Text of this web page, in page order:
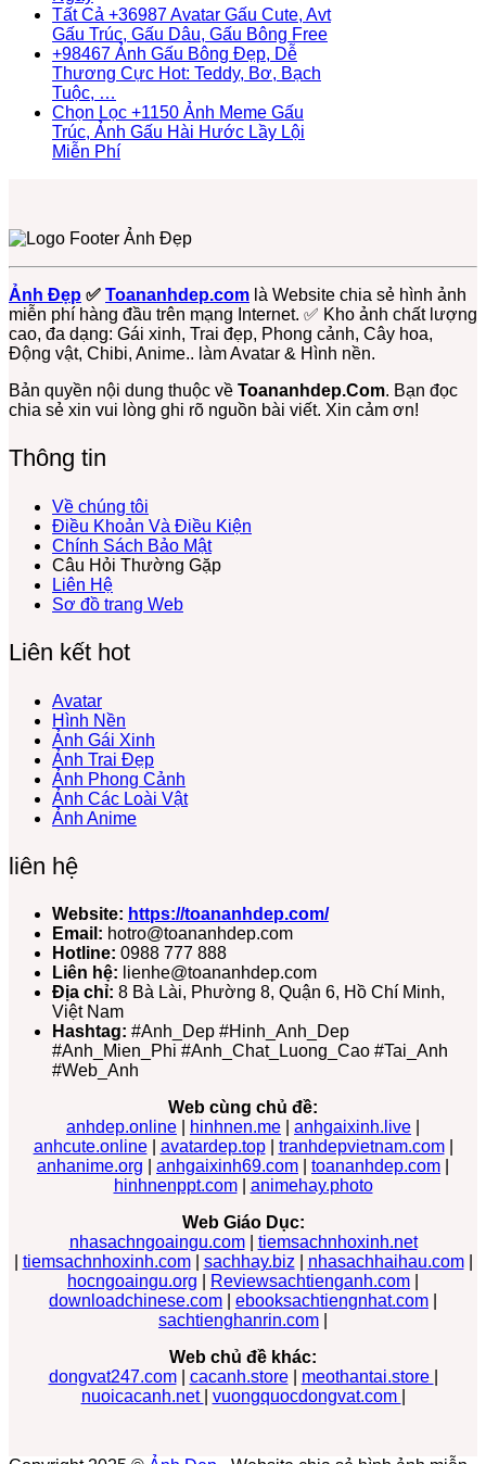
Cho
Bé
Yêu
Kitty,
Gấu
Brown
Và
Thỏ
Cute
Nhất
Gấu
Trắng,
Gấu
Tuyết
&
Cute
–
Ảnh
Nền
Gấu
Trúc
Dễ
Thương,
Ngầu,
3D
PC
ở
Chiêm
Ngưỡng
+93671
Nền
Con
Đủ
Thể
Loại
có
bình
luận
ở
+139
Ảnh
Đại
Thương
Cute
–
Miễn
Phí
Tải
Về
Ngay
Tất Cả +36987 Avatar Gấu Cute, Avt
Gấu Trúc, Gấu Dâu, Gấu Bông FreeKhông
Gấu
Trúc,
Gấu
Dâu,
Gấu
Bông
Free
+98467 Ảnh Gấu Bông Đẹp, Dễ
Thương Cực Hot: Teddy, Bơ, Bạch
Tuộc, …
có
bình
luận
Gấu
Bông
Đẹp,
Dễ
Thương
Cực
Hot:
Teddy,
Bơ,
Bạch
Tuộc,
Chọn Lọc +1150 Ảnh Meme Gấu
Trúc, Ảnh Gấu Hài Hước Lầy Lội
Miễn PhíKhông
ở
Chọn
Lọc
Ảnh
Meme
Gấu
Trúc,
Ảnh
Gấu
Miễn
Phí
Ảnh Đẹp ✅ Toananhdep.com là Website chia sẻ hình ảnh
miễn phí hàng đầu trên mạng Internet. ✅ Kho ảnh chất lượng
cao, đa dạng: Gái xinh, Trai đẹp, Phong cảnh, Cây hoa,
Động vật, Chibi, Anime.. làm Avatar & Hình nền.
Bản quyền nội dung thuộc về Toananhdep.Com. Bạn đọc
chia sẻ xin vui lòng ghi rõ nguồn bài viết. Xin cảm ơn!
Thông tin
Về chúng tôi
Điều Khoản Và Điều Kiện
Chính Sách Bảo Mật
Câu Hỏi Thường Gặp
Liên Hệ
Sơ đồ trang Web
Liên kết hot
Avatar
Hình Nền
Ảnh Gái Xinh
Ảnh Trai Đẹp
Ảnh Phong Cảnh
Ảnh Các Loài Vật
Ảnh Anime
liên hệ
Website: https://toananhdep.com/
Email: hotro@toananhdep.com
Hotline: 0988 777 888
Liên hệ: lienhe@toananhdep.com
Địa chỉ: 8 Bà Lài, Phường 8, Quận 6, Hồ Chí Minh,
Việt Nam
Hashtag: #Anh_Dep #Hinh_Anh_Dep
#Anh_Mien_Phi #Anh_Chat_Luong_Cao #Tai_Anh
#Web_Anh
Web cùng chủ đề:
anhdep.online
hinhnen.me anhgaixinh.live
anhcute.online| avatardep.top| tranhdepvietnam.com|
anhanime.org
anhgaixinh69.com toananhdep.com
hinhnenppt.com| animehay.photo
Web Giáo Dục:
nhasachngoaingu.com| tiemsachnhoxinh.net
tiemsachnhoxinh.com| sachhay.biz nhasachhaihau.com|
hocngoaingu.org
Reviewsachtienganh.com
downloadchinese.com
ebooksachtiengnhat.com
sachtienghanrin.com
Web chủ đề khác:
dongvat247.com| cacanh.store| meothantai.store
nuoicacanh.net
vuongquocdongvat.com